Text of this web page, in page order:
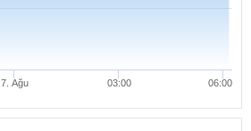
7. Ağu 06:00
03:00